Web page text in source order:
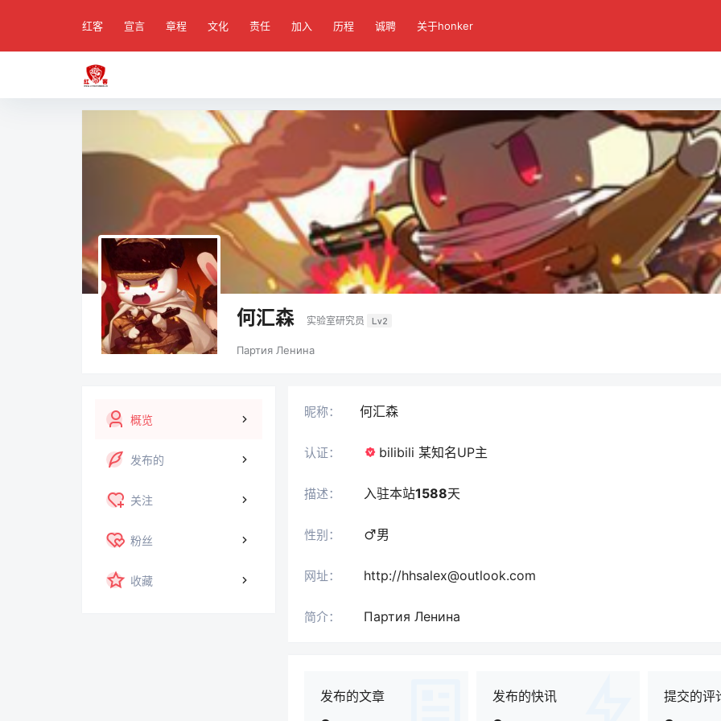
红客 宣言 章程 文化 责任 加入 历程 诚聘 关于honker
何汇森 实验室研究员 Lv2
Партия Ленина
概览
发布的
关注
粉丝
收藏
昵称： 何汇森
认证： bilibili 某知名UP主
描述： 入驻本站1588天
性别： 男
网址： http://hhsalex@outlook.com
简介： Партия Ленина
发布的文章 发布的快讯 提交的评